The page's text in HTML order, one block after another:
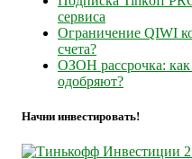
сервиса
Ограничение QIWI
счета?
ОЗОН рассрочка: как
одобряют?
Начни инвестировать!